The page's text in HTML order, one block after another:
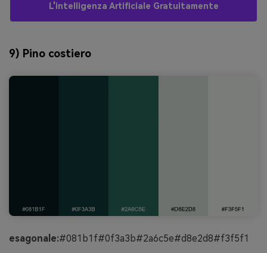
L'intelligenza Artificiale Gratuitamente
9) Pino costiero
esagonale:#081b1f#0f3a3b#2a6c5e#d8e2d8#f3f5f1